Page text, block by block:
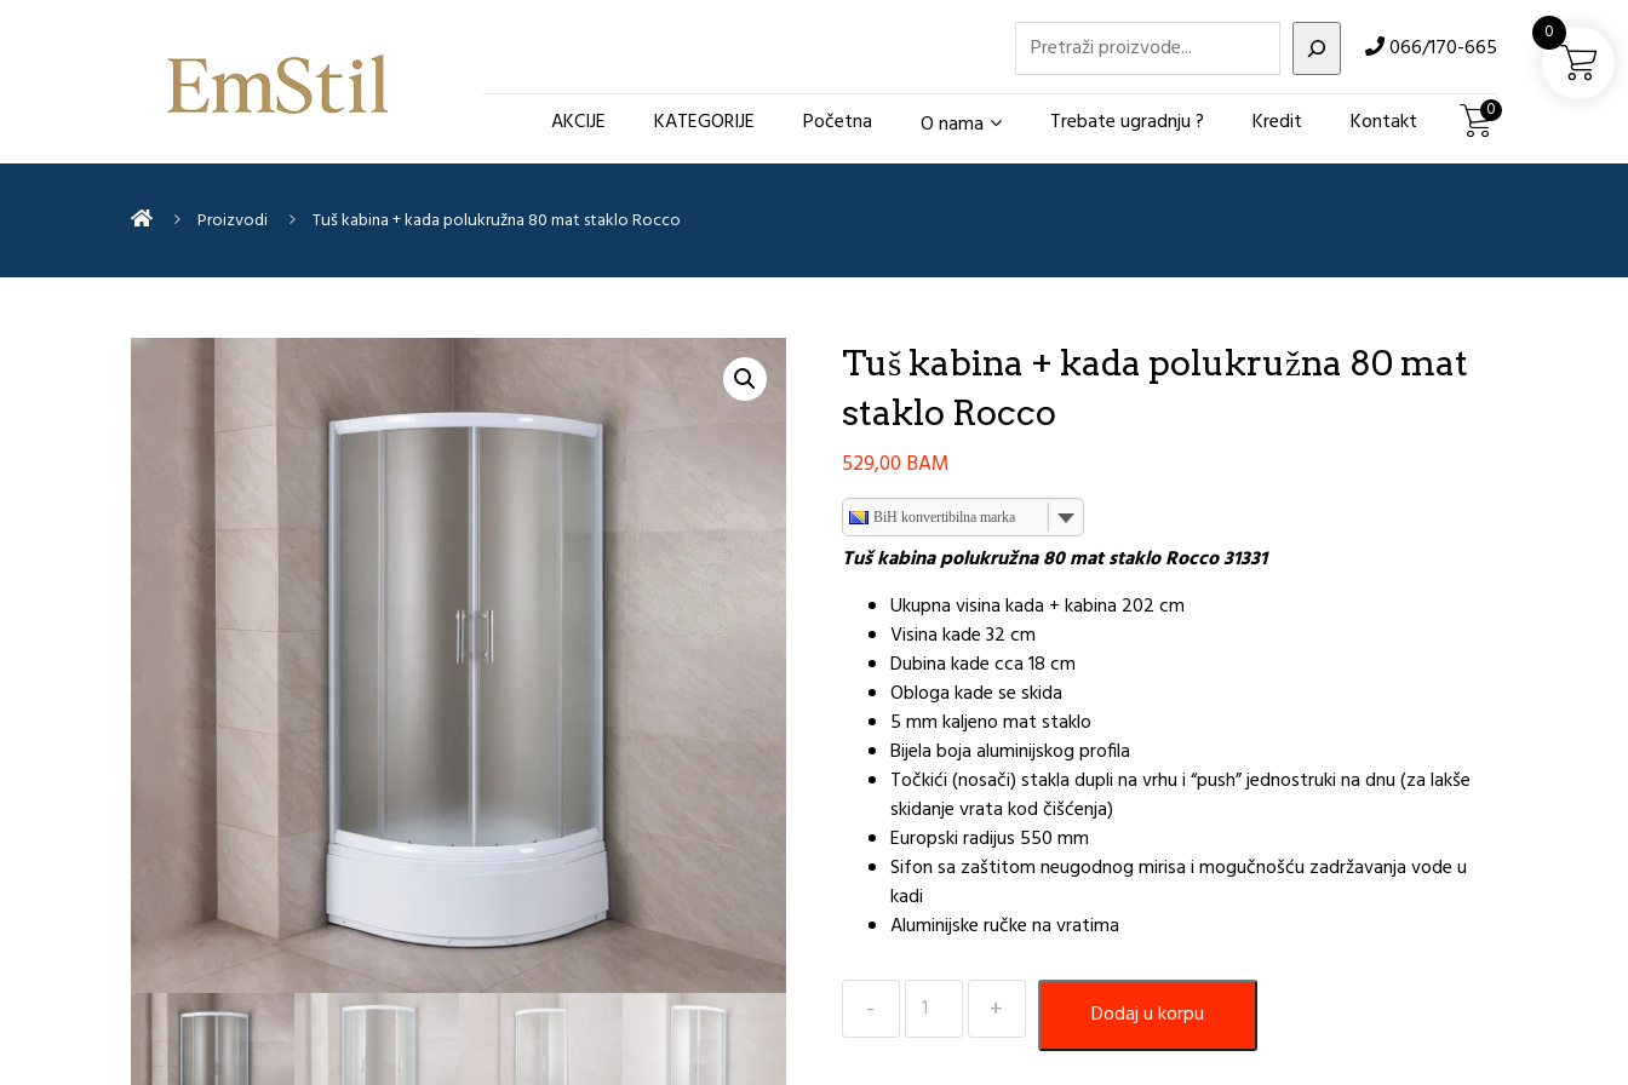
Pretraži 066/170-665
AKCIJE KATEGORIJE Početna O nama Trebate ugradnju ? Kredit Kontakt 0
Proizvodi Tuš kabina + kada polukružna 80 mat staklo Rocco
Tuš kabina + kada polukružna 80 mat
staklo Rocco
529,00 BAM
BiH konvertibilna marka
Tuš kabina polukružna 80 mat staklo Rocco 31331
Ukupna visina kada + kabina 202 cm
Visina kade 32 cm
Dubina kade cca 18 cm
Obloga kade se skida
5 mm kaljeno mat staklo
Bijela boja aluminijskog profila
Točkići (nosači) stakla dupli na vrhu i “push” jednostruki na dnu (za lakše
skidanje vrata kod čišćenja)
Europski radijus 550 mm
Sifon sa zaštitom neugodnog mirisa i mogučnošću zadržavanja vode u
kadi
Aluminijske ručke na vratima
Tuš
kabina
Dodaj u korpu
0